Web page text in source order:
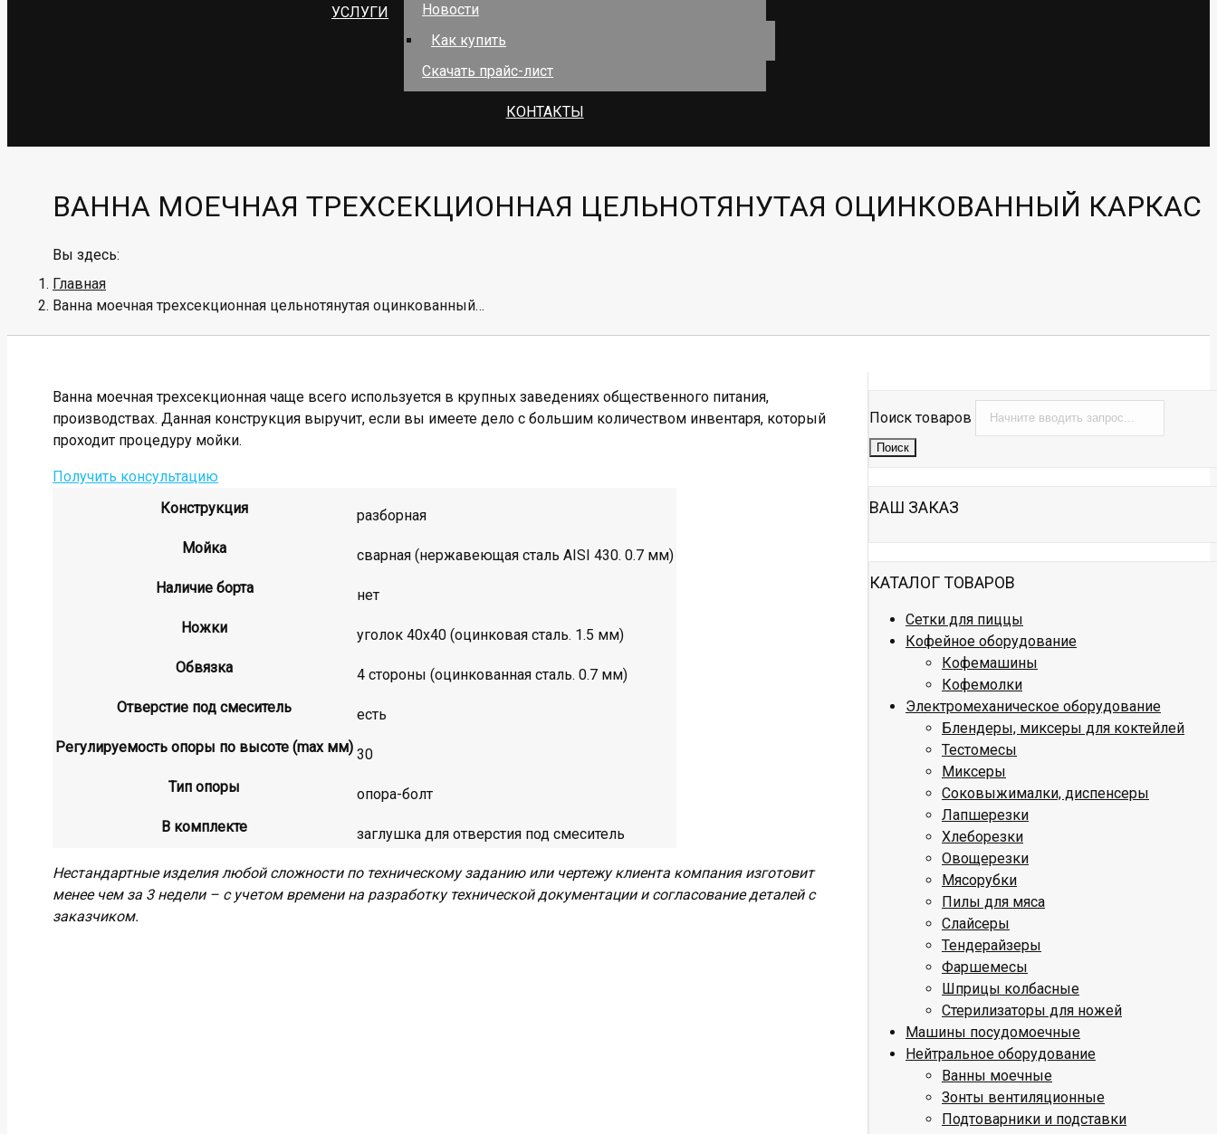
УСЛУГИ
Новости
Как купить
Скачать прайс-лист
КОНТАКТЫ
ВАННА МОЕЧНАЯ ТРЕХСЕКЦИОННАЯ ЦЕЛЬНОТЯНУТАЯ ОЦИНКОВАННЫЙ КАРКАС
Вы здесь:
Главная
Ванна моечная трехсекционная цельнотянутая оцинкованный…
Ванна моечная трехсекционная чаще всего используется в крупных заведениях общественного питания,
производствах. Данная конструкция выручит, если вы имеете дело с большим количеством инвентаря, который
проходит процедуру мойки.
Получить консультацию
Конструкция
разборная
Мойка
сварная (нержавеющая сталь AISI 430. 0.7 мм)
Наличие борта
нет
Ножки
уголок 40х40 (оцинковая сталь. 1.5 мм)
Обвязка
4 стороны (оцинкованная сталь. 0.7 мм)
Отверстие под смеситель
есть
Регулируемость опоры по высоте (max мм) 30
Тип опоры
опора-болт
В комплекте
заглушка для отверстия под смеситель
Нестандартные изделия любой сложности по техническому заданию или чертежу клиента компания изготовит
менее чем за 3 недели – с учетом времени на разработку технической документации и согласование деталей с
заказчиком.
Поиск товаров
Поиск
ВАШ ЗАКАЗ
КАТАЛОГ ТОВАРОВ
Сетки для пиццы
Кофейное оборудование
Кофемашины
Кофемолки
Электромеханическое оборудование
Блендеры, миксеры для коктейлей
Тестомесы
Миксеры
Соковыжималки, диспенсеры
Лапшерезки
Хлеборезки
Овощерезки
Мясорубки
Пилы для мяса
Слайсеры
Тендерайзеры
Фаршемесы
Шприцы колбасные
Стерилизаторы для ножей
Машины посудомоечные
Нейтральное оборудование
Ванны моечные
Зонты вентиляционные
Подтоварники и подставки